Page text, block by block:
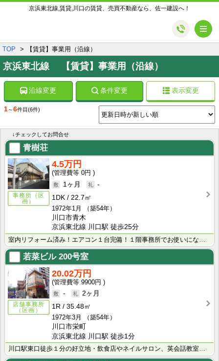
京浜東北線,賃貸,川口の賃貸、売買不動産なら、佐一建設へ！
TOP 【賃貸】事業用（沿線）
京浜東北線 【賃貸】事業用（沿線）
沿線変更 条件変更 表示変更
1～6件目 (6件)
↓チェックしてお問合せ
青樹荘
事務所（区
画）
4.5万円
0円
1ヶ月
-
1DK
22.7㎡
1972年1月
（築54年）
川口市青木
京浜東北線 川口駅 徒歩25分
室内リフォーム済み！エアコン１台完備！１階事務所でお使いになれます♪諸条件は要相談！
若菜ビル200号室
店舗事務所
（区画）
20.02万円
9900円
-
2ヶ月
1R
35.48㎡
1972年3月
（築54年）
川口市栄町
京浜東北線 川口駅 徒歩1分
川口駅東口徒歩１分の好立地・飲食店やネイルサロン、英会話教室なども入る賑わいのあるビル・２階でも前面･･･